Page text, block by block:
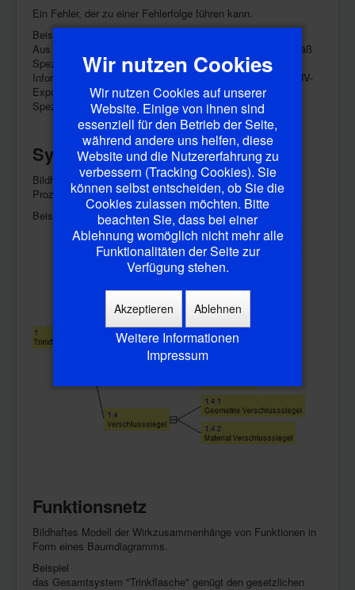
Ein Fehler, der zu einer Fehlerfolge führen kann.
Beispiel
Aus der Fehlerursache "Etikett ist nicht UV-beständig gemäß
Spezifikation" könnte die Fehlerfolge "notwendige
Informationen auf dem Etikett verblassen bei dauerhafter UV-
Exposition innerhalb des definierten Zeitraums gemäß
Spezifikation"
Systemstruktur
Bildhaftes Modell eines Systems (Produkt, Baugruppe,
Prozess) in Form eines Baumdiagramms.
Beispiel: Systemstruktur "Trinkflasche"
Funktionsnetz
Bildhaftes Modell der Wirkzusammenhänge von Funktionen in
Form eines Baumdiagramms.
Beispiel
das Gesamtsystem "Trinkflasche" genügt den gesetzlichen
Wir nutzen Cookies
Wir nutzen Cookies auf unserer
Website. Einige von ihnen sind
essenziell für den Betrieb der Seite,
während andere uns helfen, diese
Website und die Nutzererfahrung zu
verbessern (Tracking Cookies). Sie
können selbst entscheiden, ob Sie die
Cookies zulassen möchten. Bitte
beachten Sie, dass bei einer
Ablehnung womöglich nicht mehr alle
Funktionalitäten der Seite zur
Verfügung stehen.
Akzeptieren Ablehnen
Weitere Informationen
Impressum